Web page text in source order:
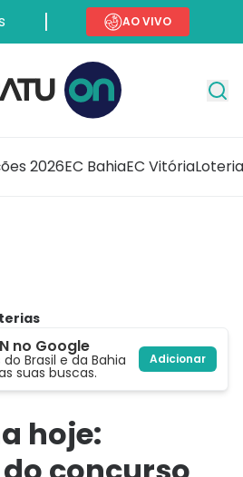
AO VIVO
2026EC BahiaEC Vitória
no Google
Brasil e da Bahia
suas buscas.
Adicionar
hoje: